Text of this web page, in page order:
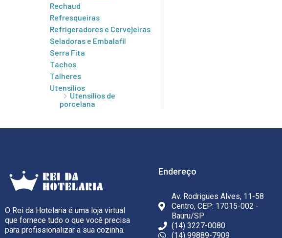
Rechaud
Refresqueiras
Refrigeradores e Cervejeiras
Seladoras e Embalafil
Serra Fita
Tachos
Talheres
Utensílios
Utensílios de
porcelana
O Rei da Hotelaria é uma loja virtual
que fornece tudo o que você precisa
para profissionalizar a sua cozinha.
Endereço
Av. Rodrigues Alves, 11-58
Centro, CEP: 17015-002 -
Bauru/SP
(14) 3227-0080
(14) 99889-7909